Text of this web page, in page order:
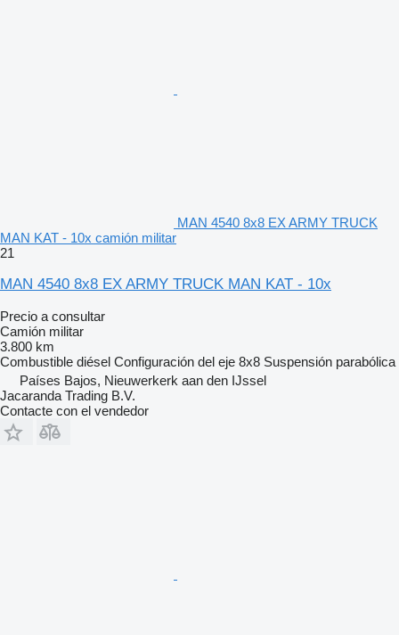
MAN 4540 8x8 EX ARMY TRUCK
MAN KAT - 10x camión militar
21
MAN 4540 8x8 EX ARMY TRUCK MAN KAT - 10x
Precio a consultar
Camión militar
3.800 km
Combustible diésel Configuración del eje 8x8 Suspensión parabólica
Países Bajos, Nieuwerkerk aan den IJssel
Jacaranda Trading B.V.
Contacte con el vendedor